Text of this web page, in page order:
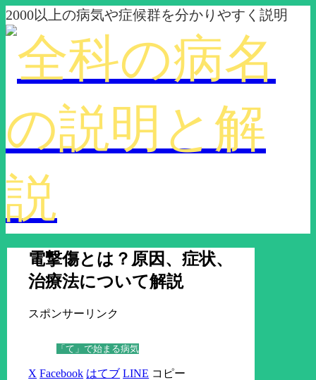
2000以上の病気や症候群を分かりやすく説明
電撃傷とは？原因、症状、
治療法について解説
スポンサーリンク
「て」で始まる病気
X Facebook はてブ LINE コピー